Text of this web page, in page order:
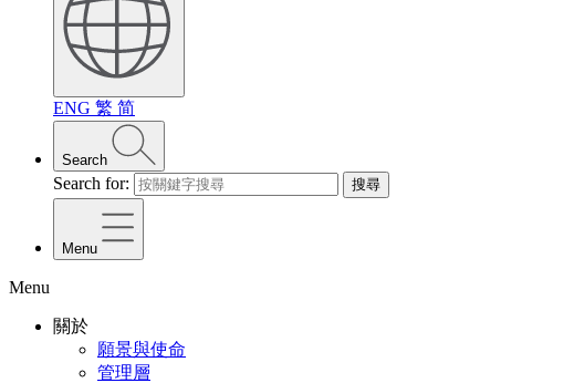
ENG 繁 简
Search
Search for: 搜尋
Menu
Menu
關於
願景與使命
管理層